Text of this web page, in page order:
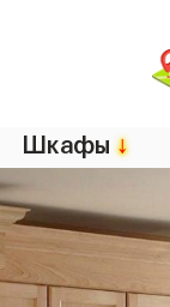
Шкафы↓